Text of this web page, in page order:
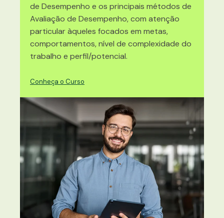
de Desempenho e os principais métodos de
Avaliação de Desempenho, com atenção
particular àqueles focados em metas,
comportamentos, nível de complexidade do
trabalho e perfil/potencial.
Conheça o Curso